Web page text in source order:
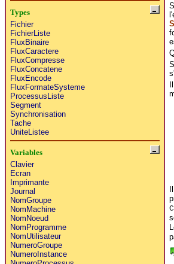
Types
Fichier
FichierListe
FluxBinaire
FluxCaractere
FluxCompresse
FluxConcatene
FluxEncode
FluxFormateSysteme
ProcessusListe
Segment
Synchronisation
Tache
UniteListee
Variables
Clavier
Ecran
Imprimante
Journal
NomGroupe
NomMachine
NomNoeud
NomProgramme
NomUtilisateur
NumeroGroupe
NumeroInstance